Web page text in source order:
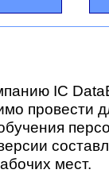
IC
провести
мест.